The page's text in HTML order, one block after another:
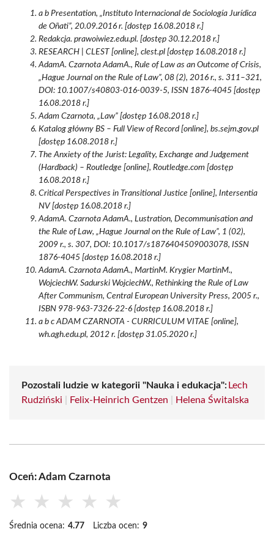
a b Presentation, „Instituto Internacional de Sociología Jurídica
de Oñati”, 20.09.2016 r. [dostęp 16.08.2018 r.]
Redakcja. prawoiwiez.edu.pl. [dostęp 30.12.2018 r.]
RESEARCH | CLEST [online], clest.pl [dostęp 16.08.2018 r.]
AdamA. Czarnota AdamA., Rule of Law as an Outcome of Crisis,
„Hague Journal on the Rule of Law”, 08 (2), 2016 r., s. 311–321,
DOI: 10.1007/s40803-016-0039-5, ISSN 1876-4045 [dostęp
16.08.2018 r.]
Adam Czarnota, „Law” [dostęp 16.08.2018 r.]
Katalog główny BS – Full View of Record [online], bs.sejm.gov.pl
[dostęp 16.08.2018 r.]
The Anxiety of the Jurist: Legality, Exchange and Judgement
(Hardback) – Routledge [online], Routledge.com [dostęp
16.08.2018 r.]
Critical Perspectives in Transitional Justice [online], Intersentia
NV [dostęp 16.08.2018 r.]
AdamA. Czarnota AdamA., Lustration, Decommunisation and
the Rule of Law, „Hague Journal on the Rule of Law”, 1 (02),
2009 r., s. 307, DOI: 10.1017/s1876404509003078, ISSN
1876-4045 [dostęp 16.08.2018 r.]
AdamA. Czarnota AdamA., MartinM. Krygier MartinM.,
WojciechW. Sadurski WojciechW., Rethinking the Rule of Law
After Communism, Central European University Press, 2005 r.,
ISBN 978-963-7326-22-6 [dostęp 16.08.2018 r.]
a b c ADAM CZARNOTA - CURRICULUM VITAE [online],
wh.agh.edu.pl, 2012 r. [dostęp 31.05.2020 r.]
Pozostali ludzie w kategorii "Nauka i edukacja": Lech
Rudziński
Felix-Heinrich Gentzen Helena Świtalska
Oceń: Adam Czarnota
★ ★ ★ ★ ★
Średnia ocena: 4.77 Liczba ocen: 9